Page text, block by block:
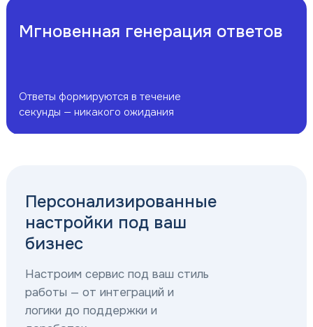
Мгновенная генерация ответов
Ответы формируются в течение
секунды — никакого ожидания
Персонализированные
настройки под ваш
бизнес
Настроим сервис под ваш стиль
работы — от интеграций и
логики до поддержки и